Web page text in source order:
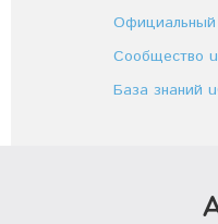
Официальный
Сообщество
База знаний